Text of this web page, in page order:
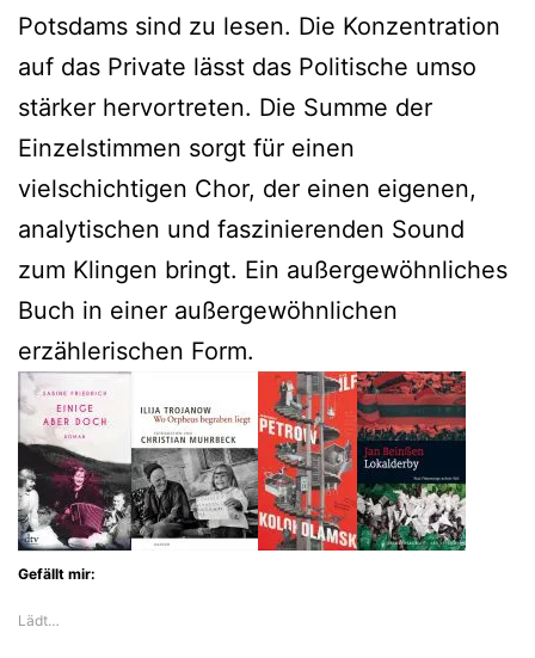
Potsdams sind zu lesen. Die Konzentration
auf das Private lässt das Politische umso
stärker hervortreten. Die Summe der
Einzelstimmen sorgt für einen
vielschichtigen Chor, der einen eigenen,
analytischen und faszinierenden Sound
zum Klingen bringt. Ein außergewöhnliches
Buch in einer außergewöhnlichen
erzählerischen Form.
Gefällt mir:
Lädt…